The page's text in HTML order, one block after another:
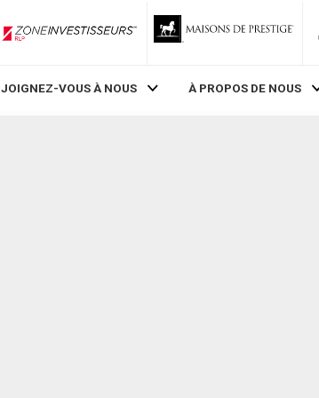
ZoneInvestisseurs RLP
JOIGNEZ-VOUS À NOUS À PROPOS DE NOUS